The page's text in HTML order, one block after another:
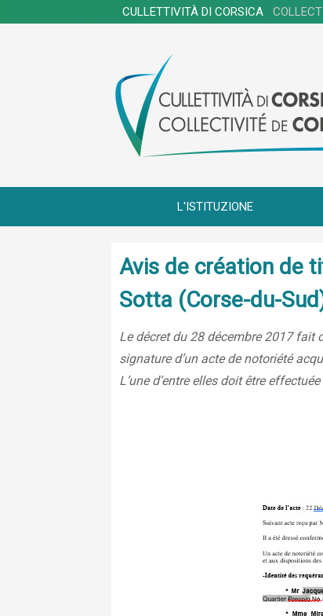
CULLETTIVITÀ DI CORSICA
L'ISTITUZIONE
Avis de création de
Sotta (Corse-du-
Le décret du 28 décembre 2017
signature d’un acte de notoriété
L’une d’entre elles doit être